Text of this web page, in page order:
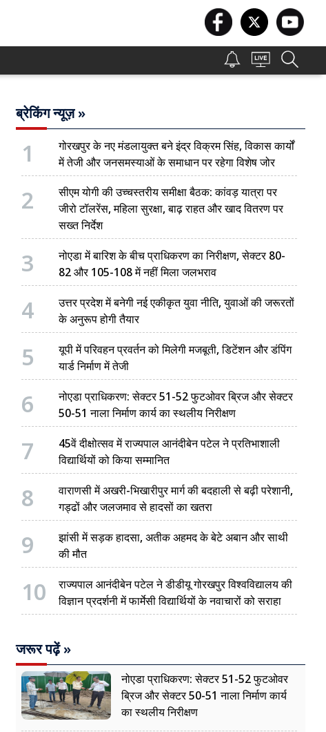
ब्रेकिंग न्यूज़ »
1
गोरखपुर के नए मंडलायुक्त बने इंद्र विक्रम सिंह, विकास कार्यों
में तेजी और जनसमस्याओं के समाधान पर रहेगा विशेष जोर
2
सीएम योगी की उच्चस्तरीय समीक्षा बैठक: कांवड़ यात्रा पर
जीरो टॉलरेंस, महिला सुरक्षा, बाढ़ राहत और खाद वितरण पर
सख्त निर्देश
3
नोएडा में बारिश के बीच प्राधिकरण का निरीक्षण, सेक्टर 80-
82 और 105-108 में नहीं मिला जलभराव
4
उत्तर प्रदेश में बनेगी नई एकीकृत युवा नीति, युवाओं की जरूरतों
के अनुरूप होगी तैयार
5
यूपी में परिवहन प्रवर्तन को मिलेगी मजबूती, डिटेंशन और डंपिंग
यार्ड निर्माण में तेजी
6
नोएडा प्राधिकरण: सेक्टर 51-52 फुटओवर ब्रिज और सेक्टर
50-51 नाला निर्माण कार्य का स्थलीय निरीक्षण
7
45वें दीक्षोत्सव में राज्यपाल आनंदीबेन पटेल ने प्रतिभाशाली
विद्यार्थियों को किया सम्मानित
8
वाराणसी में अखरी-भिखारीपुर मार्ग की बदहाली से बढ़ी परेशानी,
गड्ढों और जलजमाव से हादसों का खतरा
9
झांसी में सड़क हादसा, अतीक अहमद के बेटे अबान और साथी
की मौत
10
राज्यपाल आनंदीबेन पटेल ने डीडीयू गोरखपुर विश्वविद्यालय की
विज्ञान प्रदर्शनी में फार्मेसी विद्यार्थियों के नवाचारों को सराहा
जरूर पढ़ें »
नोएडा प्राधिकरण: सेक्टर 51-52 फुटओवर
ब्रिज और सेक्टर 50-51 नाला निर्माण कार्य
का स्थलीय निरीक्षण